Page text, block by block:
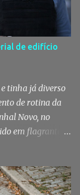
de edifício
tinha já diverso
de rotina da
Novo, no
em flagrante
com
Agosto, - mas